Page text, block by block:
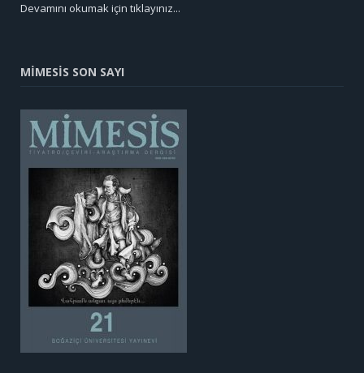
Devamını okumak için tıklayınız...
MİMESİS SON SAYI